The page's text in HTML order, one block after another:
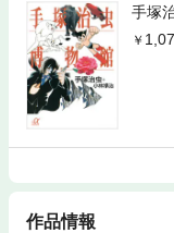
手塚
作品情報